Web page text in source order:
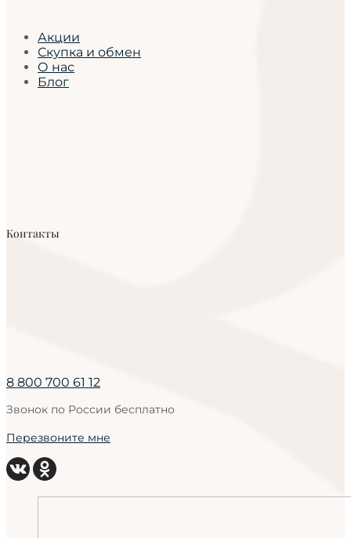
Акции
Скупка и обмен
О нас
Блог
Контакты
8 800 700 61 12
Звонок по России бесплатно
Перезвоните мне